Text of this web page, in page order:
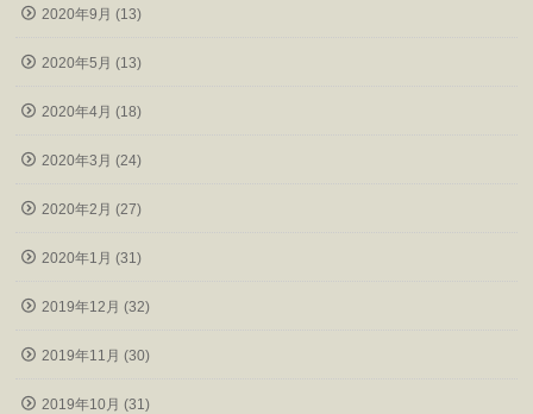
2020年9月 (13)
2020年5月 (13)
2020年4月 (18)
2020年3月 (24)
2020年2月 (27)
2020年1月 (31)
2019年12月 (32)
2019年11月 (30)
2019年10月 (31)